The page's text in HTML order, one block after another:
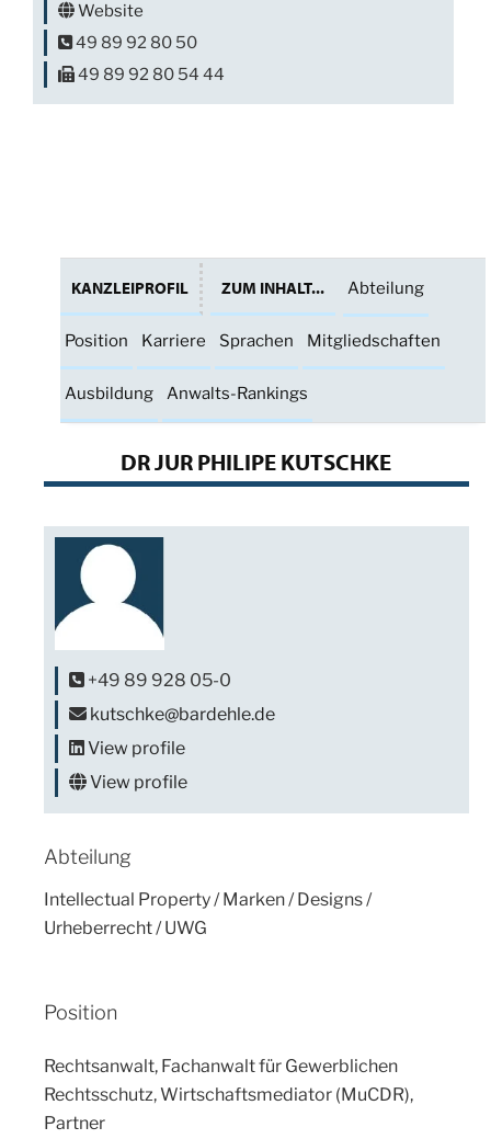
Website
49 89 92 80 50
49 89 92 80 54 44
KANZLEIPROFIL ZUM INHALT... Abteilung
Position Karriere Sprachen Mitgliedschaften
Ausbildung Anwalts-Rankings
DR JUR PHILIPE KUTSCHKE
+49 89 928 05-0
kutschke@bardehle.de
View profile
View profile
Abteilung
Intellectual Property / Marken / Designs /
Urheberrecht / UWG
Position
Rechtsanwalt, Fachanwalt für Gewerblichen
Rechtsschutz, Wirtschaftsmediator (MuCDR),
Partner